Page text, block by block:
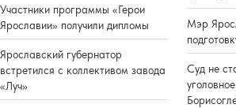
Участники программы «Герои
Ярославии» получили дипломы
Ярославский губернатор
встретился с коллективом завода
«Луч»
Мэр
Суд не